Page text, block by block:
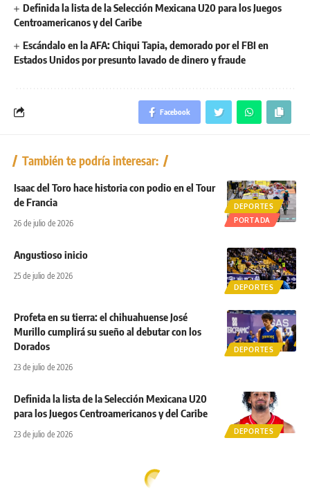
Definida la lista de la Selección Mexicana U20 para los Juegos
Centroamericanos y del Caribe
Escándalo en la AFA: Chiqui Tapia, demorado por el FBI en
Estados Unidos por presunto lavado de dinero y fraude
Facebook
También te podría interesar:
DEPORTES
PORTADA
Isaac del Toro hace historia con podio en el Tour
de Francia
26 de julio de 2026
DEPORTES
Angustioso inicio
25 de julio de 2026
DEPORTES
Profeta en su tierra: el chihuahuense José
Murillo cumplirá su sueño al debutar con los
Dorados
23 de julio de 2026
DEPORTES
Definida la lista de la Selección Mexicana U20
para los Juegos Centroamericanos y del Caribe
23 de julio de 2026